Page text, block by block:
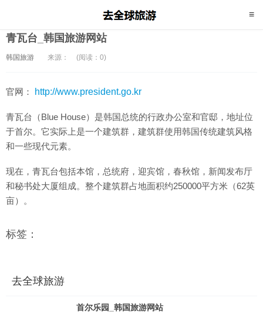
青瓦台_韩国旅游网站
韩国旅游 来源： (阅读：0)
官网： http://www.president.go.kr
青瓦台（Blue House）是韩国总统的行政办公室和官邸，地址位
于首尔。它实际上是一个建筑群，建筑群使用韩国传统建筑风格
和一些现代元素。
现在，青瓦台包括本馆，总统府，迎宾馆，春秋馆，新闻发布厅
和秘书处大厦组成。整个建筑群占地面积约250000平方米（62英
亩）。
标签：
去全球旅游
首尔乐园_韩国旅游网站